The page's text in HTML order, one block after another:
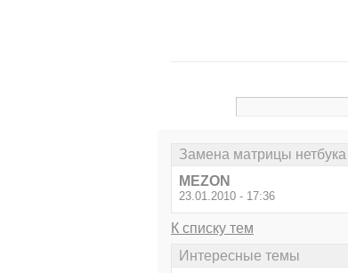
Замена матрицы нетбука
MEZON
23.01.2010 - 17:36
К списку тем
Интересные темы